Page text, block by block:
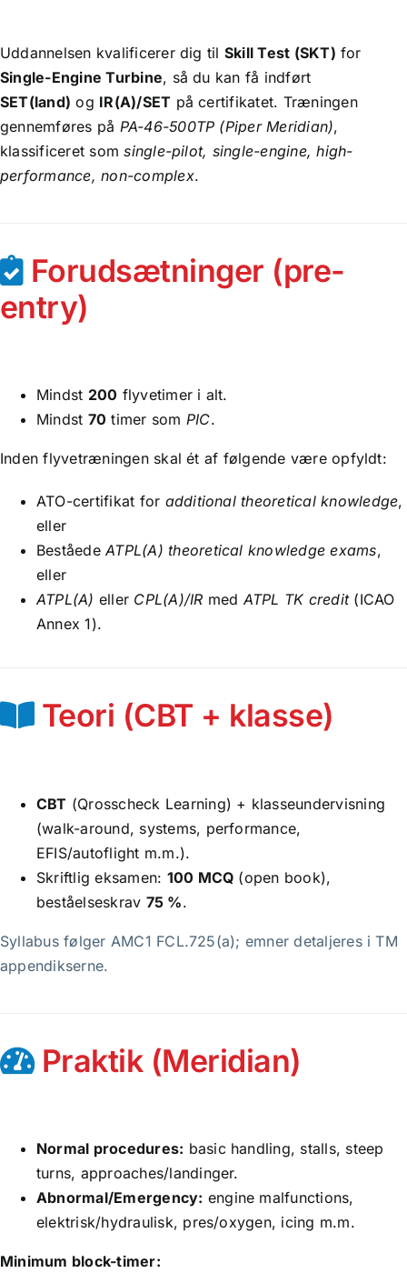
Uddannelsen kvalificerer dig til Skill Test (SKT) for
Single-Engine Turbine, så du kan få indført
SET(land) og IR(A)/SET på certifikatet. Træningen
gennemføres på PA-46-500TP (Piper Meridian),
klassificeret somsingle-pilot, single-engine, high-
performance, non-complex.
Forudsætninger (pre-
entry)
Mindst 200 flyvetimer i alt.
Mindst 70 timer som PIC.
Inden flyvetræningen skal ét af følgende være opfyldt:
ATO-certifikat for additional theoretical knowledge,
eller
BeståedeATPL(A) theoretical knowledge exams,
eller
ATPL(A) eller CPL(A)/IR med ATPL TK credit(ICAO
Annex 1).
Teori (CBT + klasse)
CBT (Qrosscheck Learning) + klasseundervisning
(walk-around, systems, performance,
EFIS/autoflight m.m.).
Skriftlig eksamen: 100 MCQ (open book),
beståelseskrav 75 %.
Syllabus følger AMC1 FCL.725(a); emner detaljeres i TM
appendikserne.
Praktik (Meridian)
Normal procedures: basic handling, stalls, steep
turns, approaches/landinger.
Abnormal/Emergency: engine malfunctions,
elektrisk/hydraulisk, pres/oxygen, icing m.m.
Minimum block-timer: